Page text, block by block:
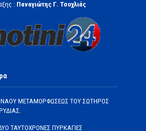
: Παναγιώτης Γ. Τσοχλιάς
ΝΑΟΥ ΜΕΤΑΜΟΡΦΩΣΕΩΣ ΤΟΥ ΣΩΤΗΡΟΣ
ΤΑΥΤΟΧΡΟΝΕΣ ΠΥΡΚΑΓΙΕΣ